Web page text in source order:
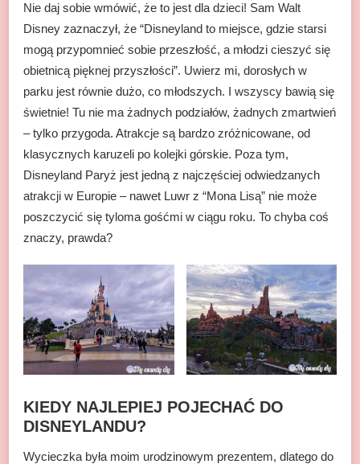
Nie daj sobie wmówić, że to jest dla dzieci! Sam Walt
Disney zaznaczył, że “Disneyland to miejsce, gdzie starsi
mogą przypomnieć sobie przeszłość, a młodzi cieszyć się
obietnicą pięknej przyszłości”. Uwierz mi, dorosłych w
parku jest równie dużo, co młodszych. I wszyscy bawią się
świetnie! Tu nie ma żadnych podziałów, żadnych zmartwień
– tylko przygoda. Atrakcje są bardzo zróżnicowane, od
klasycznych karuzeli po kolejki górskie. Poza tym,
Disneyland Paryż jest jedną z najczęściej odwiedzanych
atrakcji w Europie – nawet Luwr z “Mona Lisą” nie może
poszczycić się tyloma gośćmi w ciągu roku. To chyba coś
znaczy, prawda?
KIEDY NAJLEPIEJ POJECHAĆ DO
DISNEYLANDU?
Wycieczka była moim urodzinowym prezentem, dlatego do